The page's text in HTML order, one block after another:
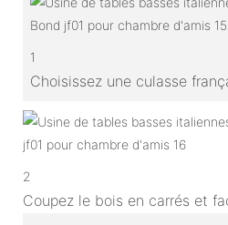
1
Choisissez une culasse
2
Coupez le bois en carrés et